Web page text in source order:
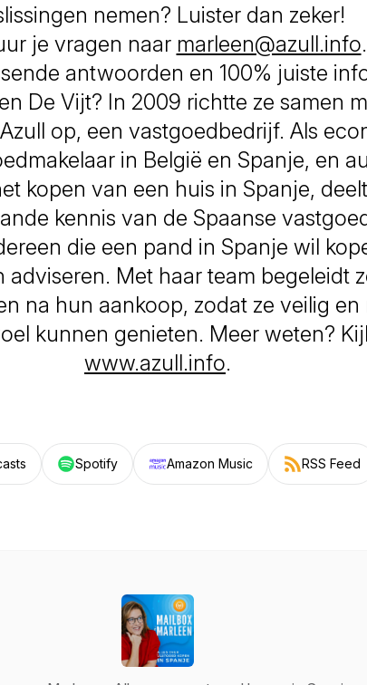
nemen? Luister dan zeker!
je vragen naar marleen@azull.info
antwoorden en 100% juiste
De Vijt? In 2009 richtte ze samen
op, een vastgoedbedrijf. Als
in België en Spanje, en
kopen van een huis in Spanje,
kennis van de Spaanse
die een pand in Spanje wil
adviseren. Met haar team begeleidt
na hun aankoop, zodat ze veilig en
kunnen genieten. Meer weten?
www.azull.info.
Spotify Amazon Music RSS Feed